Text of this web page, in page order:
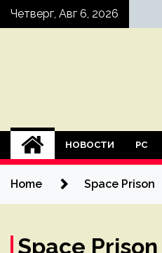
SkipЧетверг, Авг 6, 2026
НОВОСТИ PC
Home Space Prison
Space Prison